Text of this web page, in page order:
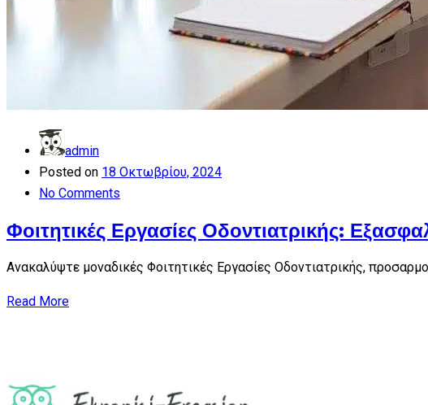
admin
Posted on 18 Οκτωβρίου, 2024
No Comments
Φοιτητικές Εργασίες Οδοντιατρικής:
Ανακαλύψτε μοναδικές Φοιτητικές Εργασίες Οδοντιατρικής,
Read More